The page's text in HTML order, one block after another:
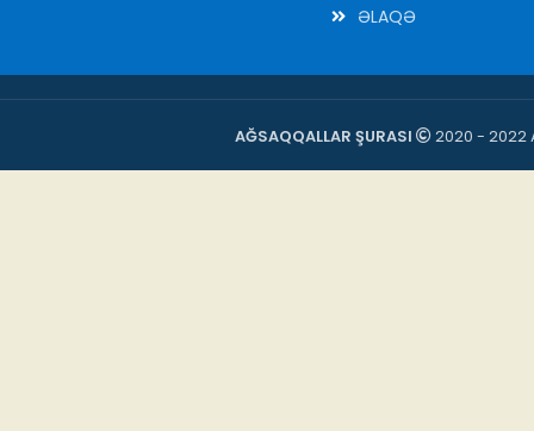
ƏLAQƏ
AĞSAQQALLAR ŞURASI 2020 - 2022